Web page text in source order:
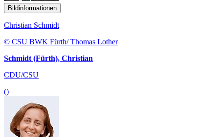
Bildinformationen
Christian Schmidt
© CSU BWK Fürth/ Thomas Lother
Schmidt (Fürth), Christian
CDU/CSU
()